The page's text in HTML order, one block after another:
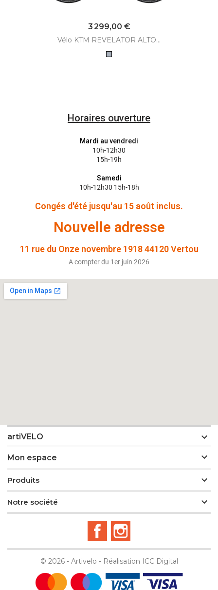
Prix
3 299,00 €
Vélo KTM REVELATOR ALTO...
Gris
Horaires ouverture
Mardi au vendredi
10h-12h30
15h-19h
Samedi
10h-12h30 15h-18h
Congés d'été jusqu'au 15 août inclus.
Nouvelle adresse
11 rue du Onze novembre 1918 44120 Vertou
A compter du 1er juin 2026
artiVELO 
Mon espace 
Produits 
Notre société 
Facebook
© 2026 - Artivelo - Réalisation ICC Digital